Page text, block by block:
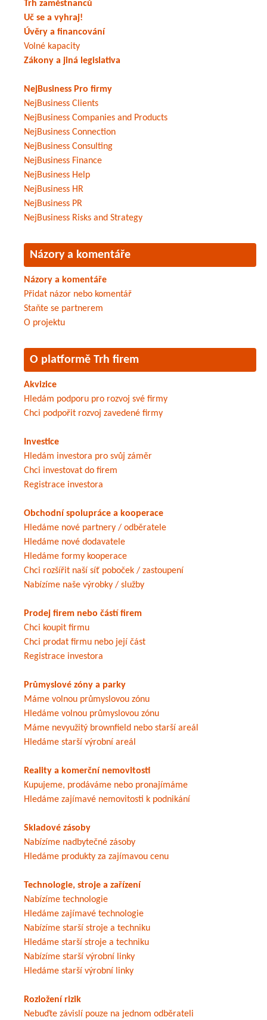
Trh zaměstnanců
Uč se a vyhraj!
Úvěry a financování
Volné kapacity
Zákony a jiná legislativa
NejBusiness Pro firmy
NejBusiness Clients
NejBusiness Companies and Products
NejBusiness Connection
NejBusiness Consulting
NejBusiness Finance
NejBusiness Help
NejBusiness HR
NejBusiness PR
NejBusiness Risks and Strategy
Názory a komentáře
Názory a komentáře
Přidat názor nebo komentář
Staňte se partnerem
O projektu
O platformě Trh firem
Akvizice
Hledám podporu pro rozvoj své firmy
Chci podpořit rozvoj zavedené firmy
Investice
Hledám investora pro svůj záměr
Chci investovat do firem
Registrace investora
Obchodní spolupráce a kooperace
Hledáme nové partnery / odběratele
Hledáme nové dodavatele
Hledáme formy kooperace
Chci rozšířit naší síť poboček / zastoupení
Nabízíme naše výrobky / služby
Prodej firem nebo částí firem
Chci koupit firmu
Chci prodat firmu nebo její část
Registrace investora
Průmyslové zóny a parky
Máme volnou průmyslovou zónu
Hledáme volnou průmyslovou zónu
Máme nevyužitý brownfield nebo starší areál
Hledáme starší výrobní areál
Reality a komerční nemovitosti
Kupujeme, prodáváme nebo pronajímáme
Hledáme zajímavé nemovitosti k podnikání
Skladové zásoby
Nabízíme nadbytečné zásoby
Hledáme produkty za zajímavou cenu
Technologie, stroje a zařízení
Nabízíme technologie
Hledáme zajímavé technologie
Nabízíme starší stroje a techniku
Hledáme starší stroje a techniku
Nabízíme starší výrobní linky
Hledáme starší výrobní linky
Rozložení rizik
Nebuďte závislí pouze na jednom odběrateli